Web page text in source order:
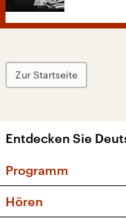
Zur Startseite
Entdecken Sie
Programm
Hören